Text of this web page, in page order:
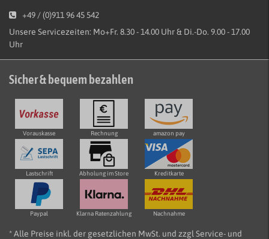
+49 / (0)911 96 45 542
Unsere Servicezeiten: Mo+Fr. 8.30 - 14.00 Uhr & Di.-Do. 9.00 - 17.00
Uhr
Sicher & bequem bezahlen
Vorauskasse Rechnung amazon pay
Lastschrift Abholung im Store Kreditkarte
Paypal Klarna Ratenzahlung Nachnahme
* Alle Preise inkl. der gesetzlichen MwSt. und zzgl Service- und